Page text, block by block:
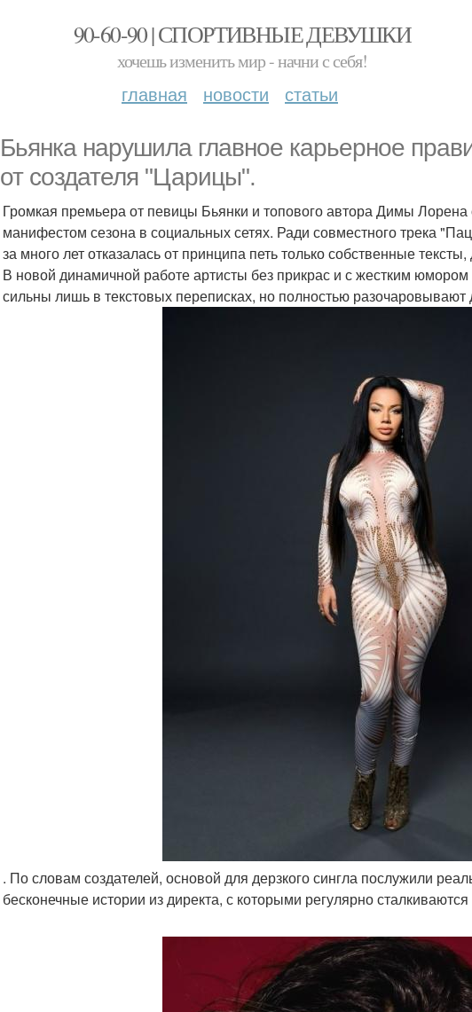
90-60-90 | СПОРТИВНЫЕ ДЕВУШКИ
хочешь изменить мир - начни с себя!
главная новости статьи
Бьянка нарушила главное карьерное
от создателя "Царицы".
Громкая премьера от певицы Бьянки и топового автора Димы
манифестом сезона в социальных сетях. Ради совместного трека
за много лет отказалась от принципа петь только собственные
В новой динамичной работе артисты без прикрас и с жестким
сильны лишь в текстовых переписках, но полностью
. По словам создателей, основой для дерзкого сингла послужили
бесконечные истории из директа, с которыми регулярно